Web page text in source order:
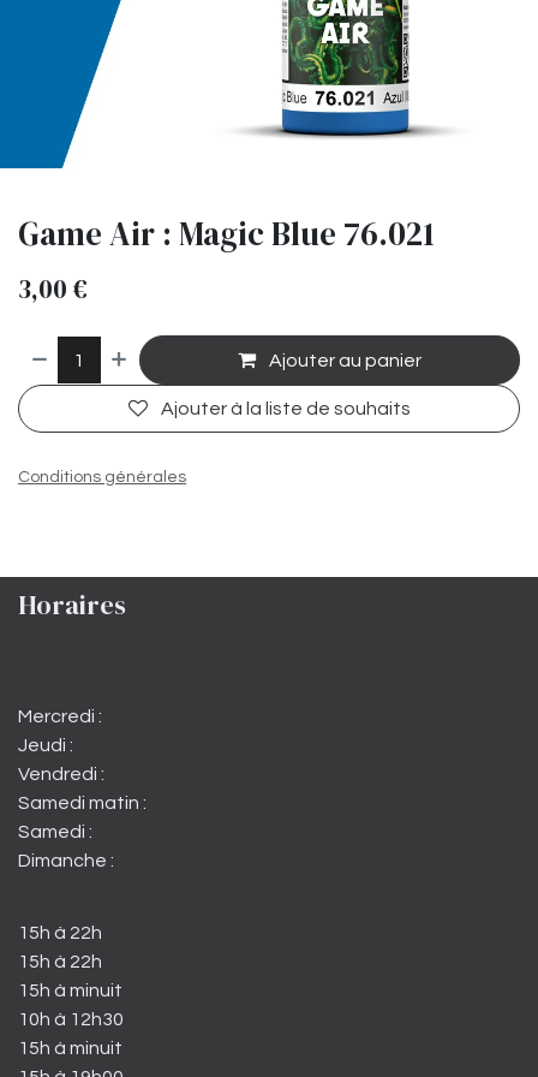
Game Air : Magic Blue 76.021
3,00 €
Ajouter au panier
Ajouter à la liste de souhaits
Conditions générales
Horaires
Mercredi :
Jeudi :
Vendredi :
Samedi matin :
Samedi :
Dimanche :
15h à 22h
15h à 22h
15h à minuit
10h à 12h30
15h à minuit